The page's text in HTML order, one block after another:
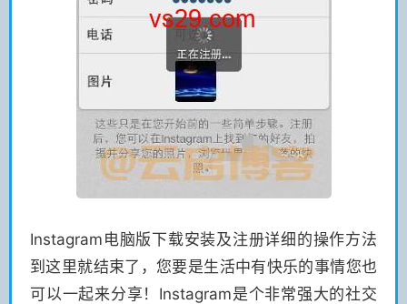
Instagram电脑版下载安装及注册详细的操作方法
到这里就结束了，您要是生活中有快乐的事情您也
可以一起来分享！Instagram是个非常强大的社交